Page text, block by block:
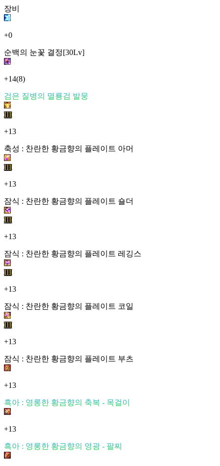
장비
+0
순백의 눈꽃 결정[30Lv]
+14(8)
검은 질병의 멸룡검 발뭉
III
+13
축성 : 찬란한 황금향의 플레이트 아머
III
+13
잠식 : 찬란한 황금향의 플레이트 숄더
III
+13
잠식 : 찬란한 황금향의 플레이트 레깅스
III
+13
잠식 : 찬란한 황금향의 플레이트 코일
III
+13
잠식 : 찬란한 황금향의 플레이트 부츠
+13
흑아 : 영롱한 황금향의 축복 - 목걸이
+13
흑아 : 영롱한 황금향의 영광 - 팔찌